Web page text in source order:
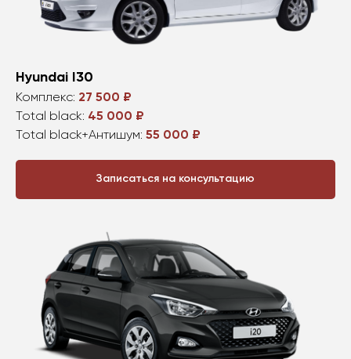
Hyundai I30
Комплекс: 27 500 ₽
Total black: 45 000 ₽
Total black+Антишум: 55 000 ₽
Записаться на консультацию